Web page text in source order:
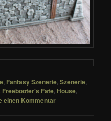
, Fantasy Szenerie,Szenerie,
Freebooter's Fate, House,
einen Kommentar